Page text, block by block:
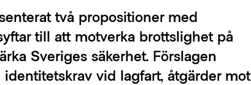
två propositioner med
till att motverka brottslighet på
Sveriges säkerhet. Förslagen
vid lagfart, åtgärder mot